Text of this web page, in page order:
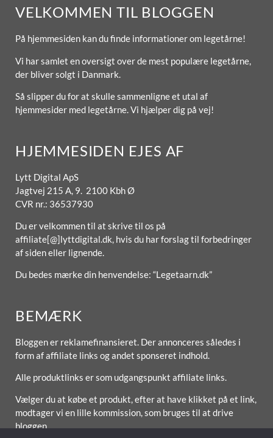
VELKOMMEN TIL BLOGGEN
På hjemmesiden kan du finde informationer om legetårne!
Vi har samlet en oversigt over de mest populære legetårne,
der bliver solgt i Danmark.
Så slipper du for at skulle sammenligne et utal af
hjemmesider med legetårne. Vi hjælper dig på vej!
HJEMMESIDEN EJES AF
Lytt Digital ApS
Jagtvej 215 A, 9. 2100 Kbh Ø
CVR nr.: 36537930
Du er velkommen til at skrive til os på
affiliate[@]lyttdigital.dk, hvis du har forslag til forbedringer
af siden eller lignende.
Du bedes mærke din henvendelse: “Legetaarn.dk”
BEMÆRK
Bloggen er reklamefinansieret. Der annonceres således i
form af affiliate links og andet sponseret indhold.
Alle produktlinks er som udgangspunkt affiliate links.
Vælger du at købe et produkt, efter at have klikket på et link,
modtager vi en lille kommission, som bruges til at drive
bloggen.